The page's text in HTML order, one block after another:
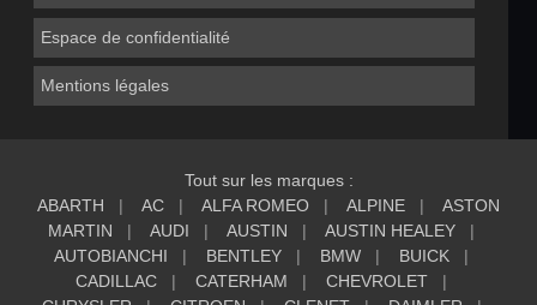
Espace de confidentialité
Mentions légales
Tout sur les marques :
ABARTH
AC ALFA ROMEO ALPINE
ASTON
MARTIN
AUDI AUSTIN
AUSTIN HEALEY
AUTOBIANCHI
BENTLEY BMW
BUICK
CADILLAC
CATERHAM
CHEVROLET